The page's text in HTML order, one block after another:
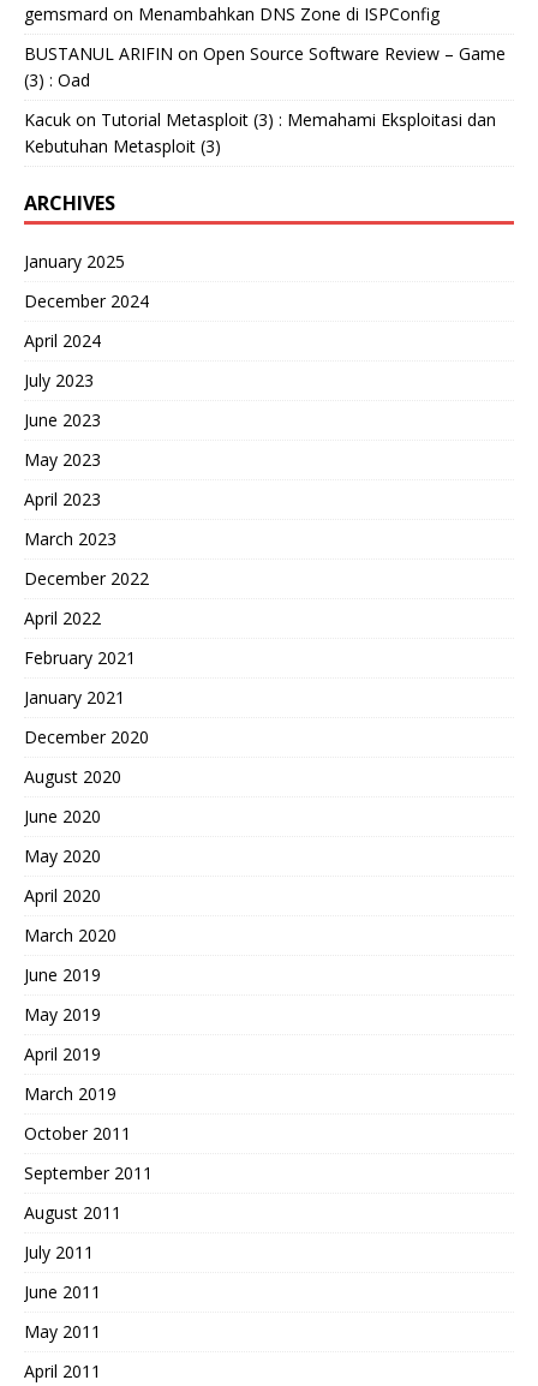
gemsmard on Menambahkan DNS Zone di ISPConfig
BUSTANUL ARIFIN on Open Source Software Review – Game
(3) : Oad
Kacuk on Tutorial Metasploit (3) : Memahami Eksploitasi dan
Kebutuhan Metasploit (3)
ARCHIVES
January 2025
December 2024
April 2024
July 2023
June 2023
May 2023
April 2023
March 2023
December 2022
April 2022
February 2021
January 2021
December 2020
August 2020
June 2020
May 2020
April 2020
March 2020
June 2019
May 2019
April 2019
March 2019
October 2011
September 2011
August 2011
July 2011
June 2011
May 2011
April 2011